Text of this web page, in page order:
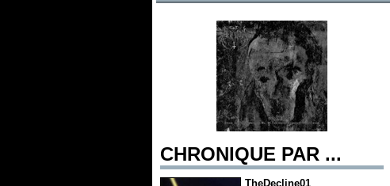
CHRONIQUE PAR ...
TheDecline01